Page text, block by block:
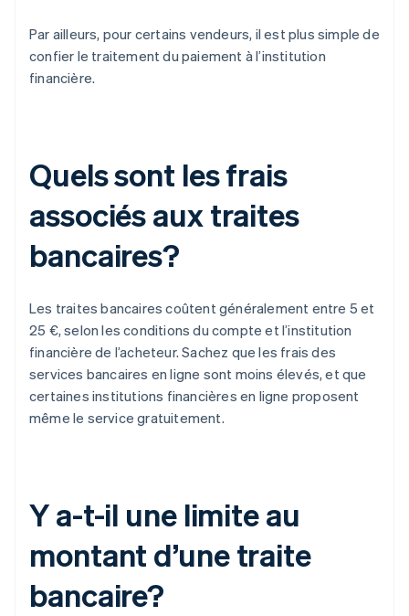
Par ailleurs, pour certains vendeurs, il est plus simple de
confier le traitement du paiement à l’institution
financière.
Quels sont les frais
associés aux traites
bancaires?
Les traites bancaires coûtent généralement entre 5 et
25 €, selon les conditions du compte et l’institution
financière de l’acheteur. Sachez que les frais des
services bancaires en ligne sont moins élevés, et que
certaines institutions financières en ligne proposent
même le service gratuitement.
Y a-t-il une limite au
montant d’une traite
bancaire?